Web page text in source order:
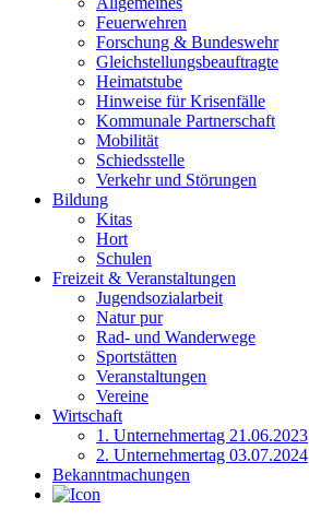
Feuerwehren
Forschung & Bundeswehr
Gleichstellungsbeauftragte
Heimatstube
Hinweise für Krisenfälle
Kommunale Partnerschaft
Mobilität
Schiedsstelle
Verkehr und Störungen
Bildung
Kitas
Hort
Schulen
Freizeit & Veranstaltungen
Jugendsozialarbeit
Natur pur
Rad- und Wanderwege
Sportstätten
Veranstaltungen
Vereine
Wirtschaft
1. Unternehmertag 21.06.2023
2. Unternehmertag 03.07.2024
Bekanntmachungen